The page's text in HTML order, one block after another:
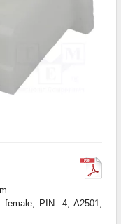
female; PIN: 4; A2501;